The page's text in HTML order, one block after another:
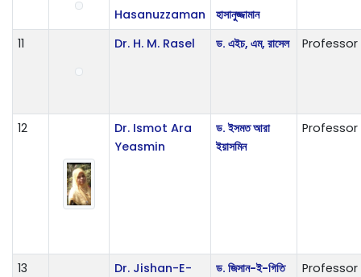
Hasanuzzaman
হাসানুজ্জামান
11 Dr. H. M. Rasel ড. এইচ, এম, রাসেল Professor
12
Dr. Ismot Ara
Yeasmin
ড. ইসমত আরা
ইয়াসমিন
Professor
13
Dr. Jishan-E-
ড. জিসান-ই-গিতি Professor